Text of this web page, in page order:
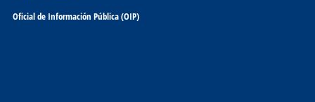
Oficial de Información Pública (OIP)